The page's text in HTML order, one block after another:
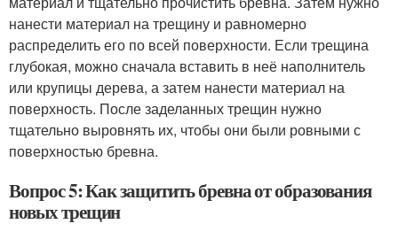
нанести материал на трещину и равномерно
распределить его по всей поверхности. Если трещина
глубокая, можно сначала вставить в неё наполнитель
или крупицы дерева, а затем нанести материал на
поверхность. После заделанных трещин нужно
тщательно выровнять их, чтобы они были ровными с
поверхностью бревна.
Вопрос 5: Как защитить бревна от образования
новых трещин